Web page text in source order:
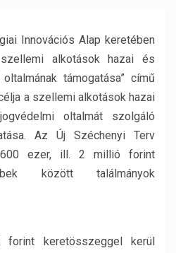
Innovációs Alap keretében
alkotások hazai és
támogatása” című
a szellemi alkotások hazai
oltalmát szolgáló
Az Új Széchenyi Terv
600 ezer, ill. 2 millió forint
között találmányok
keretösszeggel kerül